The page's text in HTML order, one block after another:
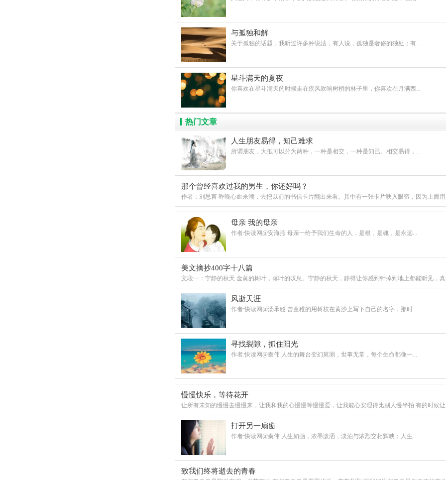
与孤独和解
关于孤独的话题，我听过许多种说法，有人说，孤独是奢侈的独处；有...
星斗满天的夏夜
你喜欢在星斗满天的时候走在疾风吹响树梢的林子里，你喜欢在月满西...
热门文章
人生朋友易得，知己难求
所谓朋友，大抵可以分为两种，一种是相交，一种是知已。相交易得，...
那个曾经喜欢过我的男生，你还好吗？
作者：刘思言 昨晚心血来潮，去把以前的书信卡片翻出来看。其中有一张卡片映入眼帘，因为上面
母亲 我的母亲
作者:快读网@安海燕 母亲一给予我们生命的人，是根，是魂，是永远...
美文摘抄400字十八篇
文段一：宁静的秋天 金黄的树叶，落叶的叹息。宁静的秋天，静得让你感到针掉到地上都能听见，
风逝天涯
作者:快读网@汤承驳 曾童稚的用树枝在黄沙上写下自己的名字，那时...
寻找裂隙，抓住阳光
作者:快读网@秦伟 人生的舞台变幻莫测，世事无常，每个生命都像一...
慢慢快乐，等待花开
让所有未知的慢慢去慢慢来，让我和我的心慢慢等慢慢爱，让我能心安理得比别人慢半拍 有的时候
打开另一扇窗
作者:快读网@秦伟 人生如画，浓墨泼洒，淡泊与浓烈交相辉映；人生...
致我们终将逝去的青春